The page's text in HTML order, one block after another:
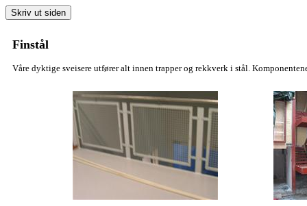
Finstål
Våre dyktige sveisere utfører alt innen trapper og rekkverk i stål.